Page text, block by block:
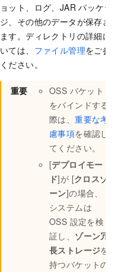
ョット、ログ、JAR パッケー
ジ、その他のデータが保存さ
ます。ディレクトリの詳細に
いては、 ファイル管理をご参
ください。
重要
OSS バケット
をバインドする
際は、重要な考
慮事項を確認し
てください。
[デプロイモー
ド]が [クロスゾ
ーン]の場合、
システムは
OSS 設定を検
証し、 ゾーン冗
長ストレージを
持つバケットの